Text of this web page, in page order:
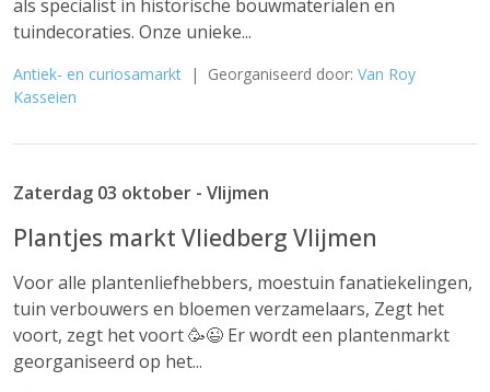
als specialist in historische bouwmaterialen en
tuindecoraties. Onze unieke...
Antiek- en curiosamarkt | Georganiseerd door: Van Roy
Kasseien
Zaterdag 03 oktober - Vlijmen
Plantjes markt Vliedberg Vlijmen
Voor alle plantenliefhebbers, moestuin fanatiekelingen,
tuin verbouwers en bloemen verzamelaars, Zegt het
voort, zegt het voort 🥳😉 Er wordt een plantenmarkt
georganiseerd op het...